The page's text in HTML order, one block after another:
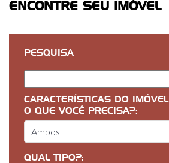
ENCONTRE SEU IMÓVEL
PESQUISA
CARACTERÍSTICAS DO IMÓVEL
O QUE VOCÊ PRECISA?:
QUAL TIPO?: